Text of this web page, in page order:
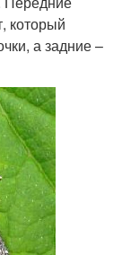
который
а задние –